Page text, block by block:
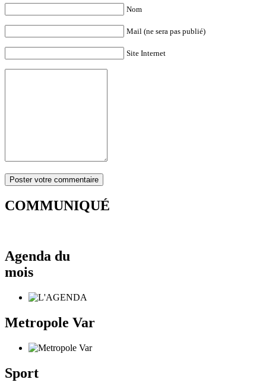
Nom
Mail (ne sera pas publié)
Site Internet
COMMUNIQUÉ
Agenda du
mois
Metropole Var
Sport